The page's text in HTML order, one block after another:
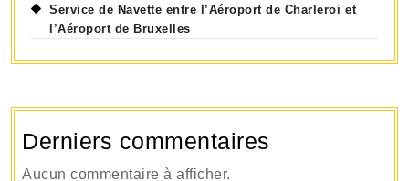
Service de Navette entre l’Aéroport de Charleroi et
l’Aéroport de Bruxelles
Derniers commentaires
Aucun commentaire à afficher.